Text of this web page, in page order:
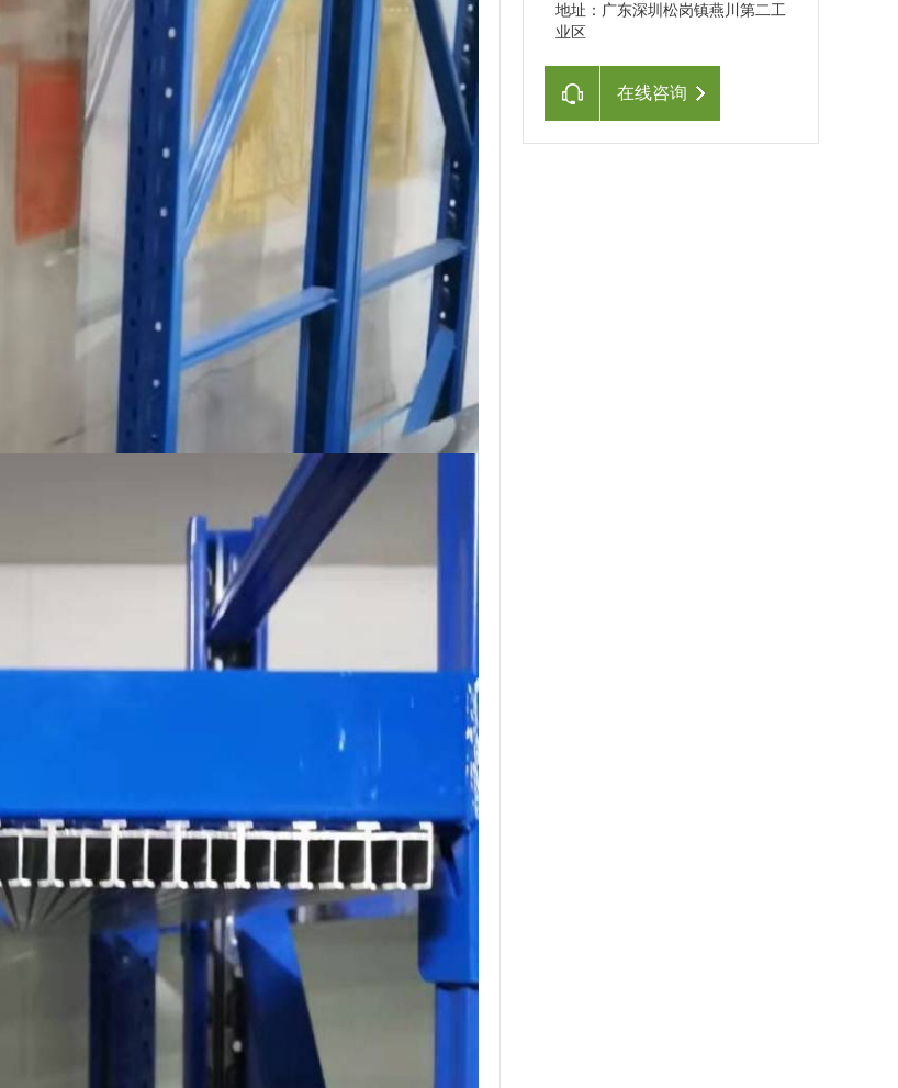
地址：广东深圳松岗镇燕川第二工
业区
在线咨询